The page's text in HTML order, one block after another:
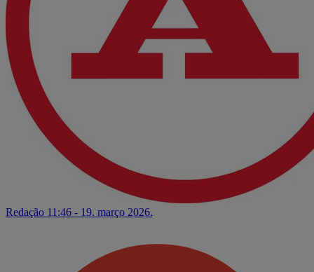
Redação 11:46 - 19. março 2026.